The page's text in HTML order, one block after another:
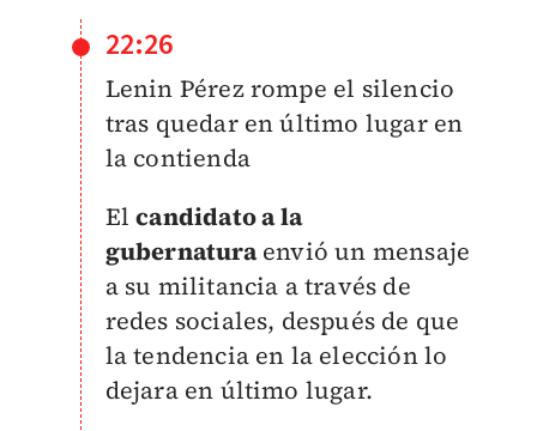
22:26
Lenin Pérez rompe el silencio
tras quedar en último lugar en
la contienda
Elcandidato a la
gubernaturaenvió un mensaje
a su militancia a través de
redes sociales, después de que
la tendencia en la elección lo
dejara en último lugar.